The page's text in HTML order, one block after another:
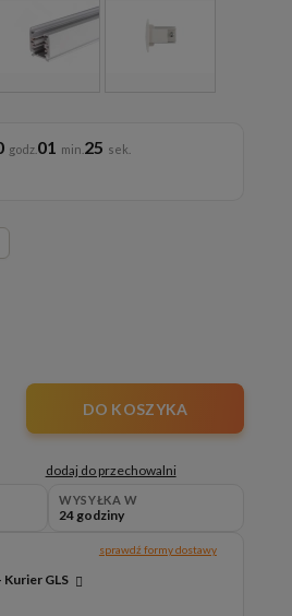
01 23
DO KOSZYKA
dodaj do przechowalni
WYSYŁKA W
24 godziny
Kurier GLS
sprawdź formy dostawy